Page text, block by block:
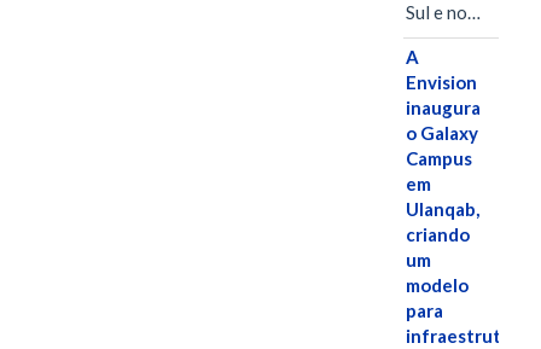
Sul e no…
A
Envision
inaugura
o Galaxy
Campus
em
Ulanqab,
criando
um
modelo
para
infraestrutura